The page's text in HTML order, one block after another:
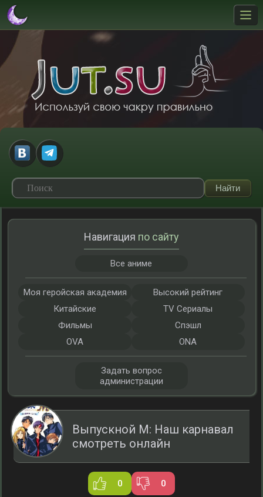
Выпускной М: Наш карнавал
смотреть онлайн
0 0
Навигация по сайту
Все аниме
Моя геройская академия
Высокий рейтинг
Китайские
TV Сериалы
Фильмы
Спэшл
OVA
ONA
Задать вопрос
администрации